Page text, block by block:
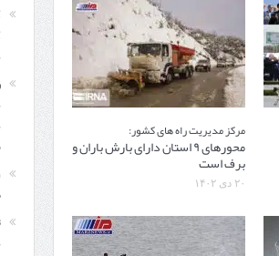
مرکز مدیریت راه های کشور:
محورهای ۹ استان دارای بارش باران و
برف است
۲۰ دی ۱۴۰۲